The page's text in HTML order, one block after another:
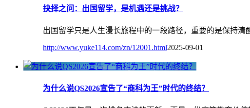
抉择之问：出国留学，是机遇还是挑战？
出国留学只是人生漫长旅程中的一段路径，重要的是保持
http://www.yuke114.com/zn/12001.html2025-09-01
为什么说QS2026宣告了“商科为王”时代的终结？